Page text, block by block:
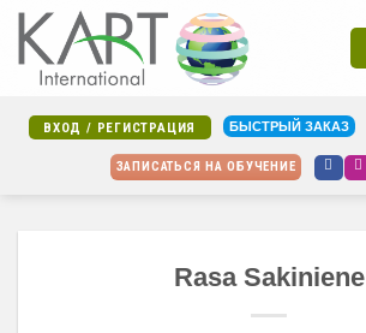
Skip
content
ВХОД / РЕГИСТРАЦИЯ БЫСТРЫЙ ЗАКАЗ
ЗАПИСАТЬСЯ НА ОБУЧЕНИЕ
Rasa Sakiniene